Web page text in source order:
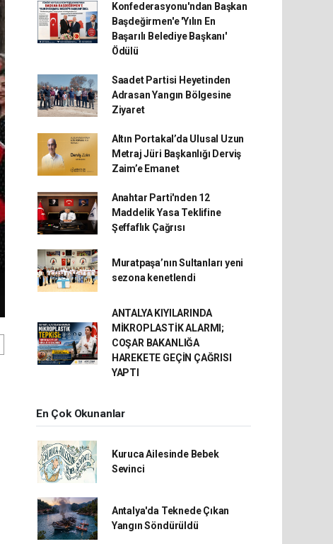
Konfederasyonu'ndan Başkan
Başdeğirmen'e 'Yılın En
Başarılı Belediye Başkanı'
Ödülü
Saadet Partisi Heyetinden
Adrasan Yangın Bölgesine
Ziyaret
Altın Portakal’da Ulusal Uzun
Metraj Jüri Başkanlığı Derviş
Zaim’e Emanet
Anahtar Parti'nden 12
Maddelik Yasa Teklifine
Şeffaflık Çağrısı
Muratpaşa’nın Sultanları yeni
sezona kenetlendi
ANTALYA KIYILARINDA
MİKROPLASTİK ALARMI;
COŞAR BAKANLIĞA
HAREKETE GEÇİN ÇAĞRISI
YAPTI
En Çok Okunanlar
Kuruca Ailesinde Bebek
Sevinci
Antalya'da Teknede Çıkan
Yangın Söndürüldü